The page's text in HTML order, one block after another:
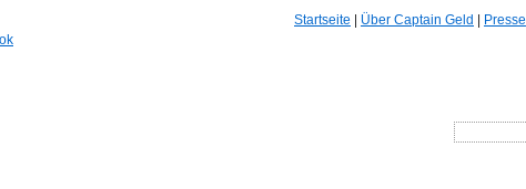
Startseite Über Captain Geld Presse